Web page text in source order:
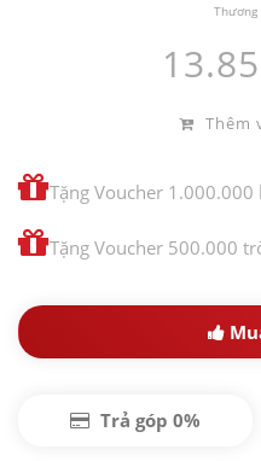
Thương
Thêm
Tặng Voucher
Tặng Voucher 500.000
Trả góp 0%